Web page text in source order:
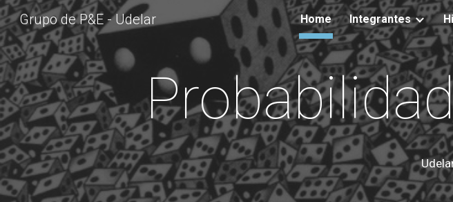
Skip to main content
Grupo de P&E - Udelar Home Integrantes